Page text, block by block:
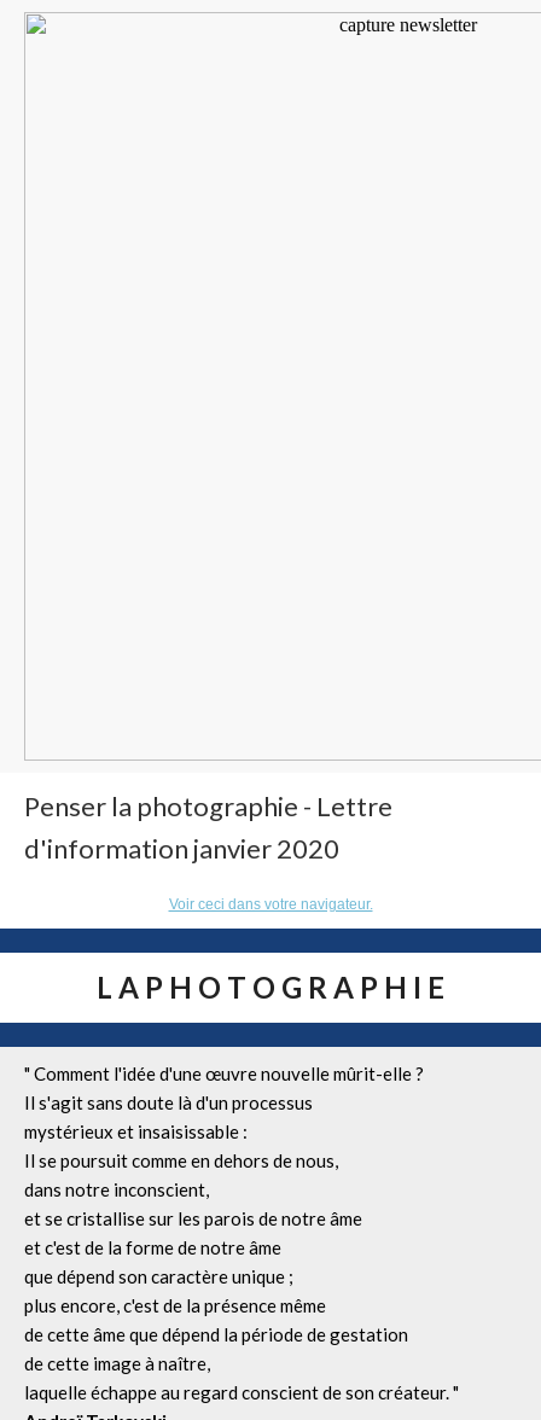
Penser la photographie - Lettre
d'information janvier 2020
Voir ceci dans votre navigateur.
L A P H O T O G R A P H I E
" Comment l'idée d'une œuvre nouvelle mûrit-elle ?
Il s'agit sans doute là d'un processus
mystérieux et insaisissable :
Il se poursuit comme en dehors de nous,
dans notre inconscient,
et se cristallise sur les parois de notre âme
et c'est de la forme de notre âme
que dépend son caractère unique ;
plus encore, c'est de la présence même
de cette âme que dépend la période de gestation
de cette image à naître,
laquelle échappe au regard conscient de son créateur. "